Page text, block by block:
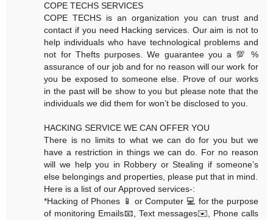
COPE TECHS SERVICES
COPE TECHS is an organization you can trust and
contact if you need Hacking services. Our aim is not to
help individuals who have technological problems and
not for Thefts purposes. We guarantee you a 💯 %
assurance of our job and for no reason will our work for
you be exposed to someone else. Prove of our works
in the past will be show to you but please note that the
individuals we did them for won’t be disclosed to you.
HACKING SERVICE WE CAN OFFER YOU
There is no limits to what we can do for you but we
have a restriction in things we can do. For no reason
will we help you in Robbery or Stealing if someone’s
else belongings and properties, please put that in mind.
Here is a list of our Approved services-:
*Hacking of Phones 📱 or Computer 💻 for the purpose
of monitoring Emails📧, Text messages✉️, Phone calls